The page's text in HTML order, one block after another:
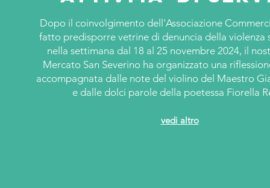
Dopo il coinvolgimento dell'Associazione
fatto predisporre vetrine di denuncia della violenza
nella settimana dal 18 al 25 novembre 2024, il
Mercato San Severino ha organizzato una
accompagnata dalle note del violino del Maestro
e dalle dolci parole della poetessa Fiorella
vedi altro